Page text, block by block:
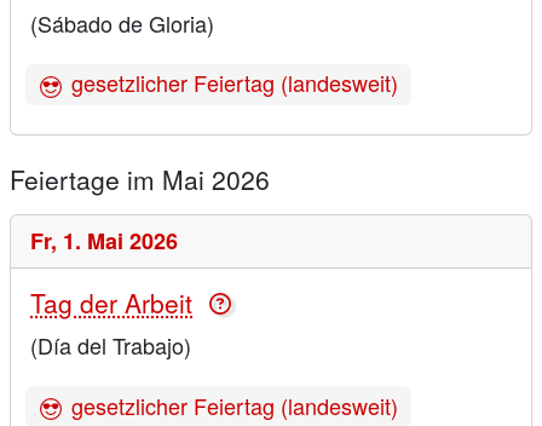
(Sábado de Gloria)
gesetzlicher Feiertag (landesweit)
Feiertage im Mai 2026
Fr, 1. Mai 2026
Tag der Arbeit
(Día del Trabajo)
gesetzlicher Feiertag (landesweit)